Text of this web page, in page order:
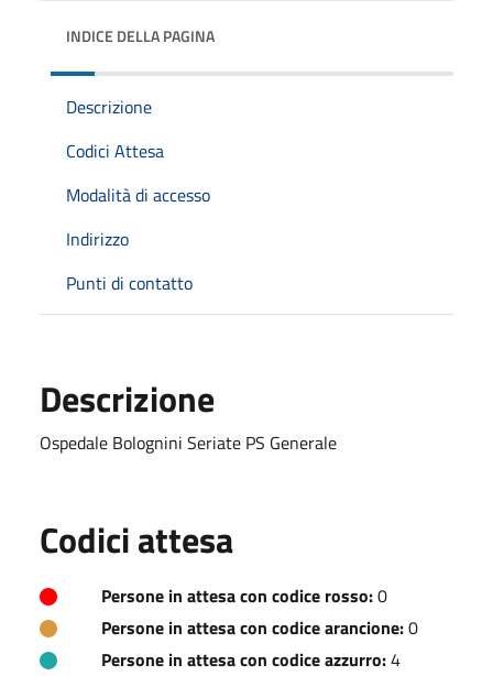
INDICE DELLA PAGINA
Descrizione
Codici Attesa
Modalità di accesso
Indirizzo
Punti di contatto
Descrizione
Ospedale Bolognini Seriate PS Generale
Codici attesa
Persone in attesa con codice rosso:0
Persone in attesa con codice arancione:0
Persone in attesa con codice azzurro:4